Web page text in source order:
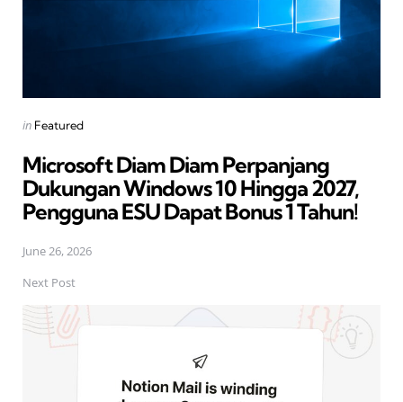
Posted
in Featured
Microsoft Diam Diam Perpanjang
Dukungan Windows 10 Hingga 2027,
Pengguna ESU Dapat Bonus 1 Tahun!
June 26, 2026
Next Post